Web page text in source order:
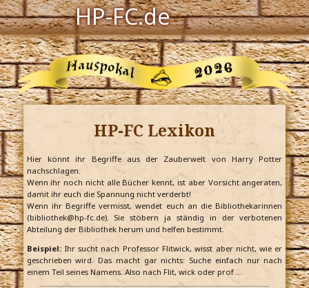
HP-FC.de
Navigation
Harry Potter
Der HP-FC
Hogwarts
Zauberwelt
Willkommen
Jetzt Fanclub-Mitglied werden!
HP-FC Lexikon
Hier könnt ihr Begriffe aus der Zauberwelt von Harry Potter
nachschlagen.
Wenn ihr noch nicht alle Bücher kennt, ist aber Vorsicht angeraten,
damit ihr euch die Spannung nicht verderbt!
Wenn ihr Begriffe vermisst, wendet euch an die Bibliothekarinnen
(bibliothek@hp-fc.de). Sie stöbern ja ständig in der verbotenen
Abteilung der Bibliothek herum und helfen bestimmt.
Beispiel:Ihr sucht nach Professor Flitwick, wisst aber nicht, wie er
geschrieben wird. Das macht gar nichts: Suche einfach nur nach
einem Teil seines Namens. Also nach Flit, wick oder prof …